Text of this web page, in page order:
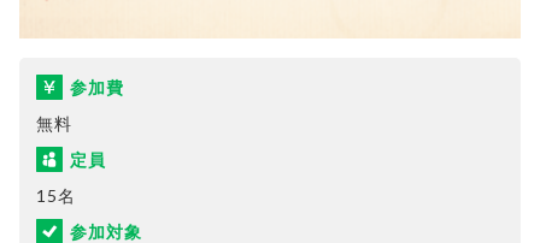
参加費
無料
定員
15名
参加対象